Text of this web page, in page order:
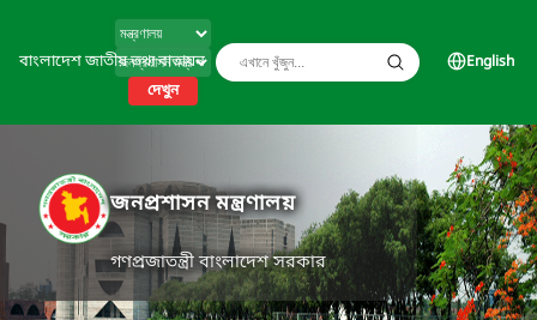
বাংলাদেশ জাতীয় তথ্য বাতায়ন
দেখুন
English
জনপ্রশাসন মন্ত্রণালয়
গণপ্রজাতন্ত্রী বাংলাদেশ সরকার